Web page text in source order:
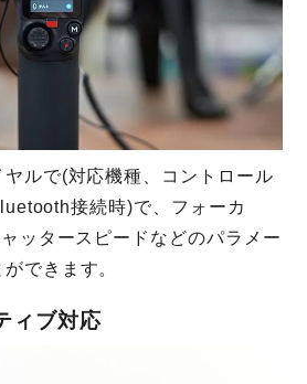
ヤルで(対応機種、コントロール
接続時)で、フォーカ
ッタースピードなどのパラメー
できます。
ィブ対応